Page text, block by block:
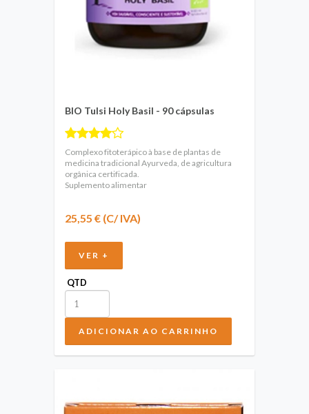
BIO Tulsi Holy Basil - 90 cápsulas
Complexo fitoterápico à base de plantas de
medicina tradicional Ayurveda, de agricultura
orgânica certificada.
Suplemento alimentar
25,55 € (C/ IVA)
VER +
QTD
ADICIONAR AO CARRINHO